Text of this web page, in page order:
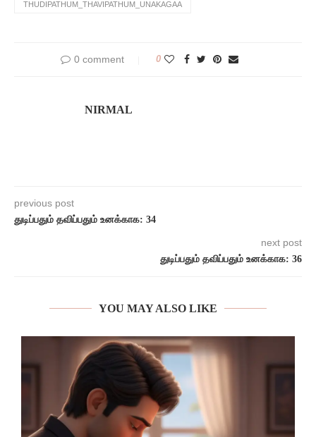
THUDIPATHUM_THAVIPATHUM_UNAKAGAA
0 comment 0
NIRMAL
previous post
துடிப்பதும் தவிப்பதும் உனக்காக: 34
next post
துடிப்பதும் தவிப்பதும் உனக்காக: 36
YOU MAY ALSO LIKE